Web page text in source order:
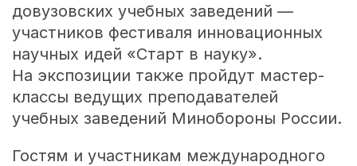
довузовских учебных заведений —
участников фестиваля инновационных
научных идей «Старт в науку».
На экспозиции также пройдут мастер-
классы ведущих преподавателей
учебных заведений Минобороны России.
Гостям и участникам международного